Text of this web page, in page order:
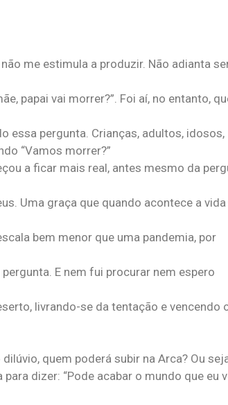
me estimula a produzir. Não adianta
papai vai morrer?”. Foi aí, no entanto,
essa pergunta. Crianças, adultos, idosos,
“Vamos morrer?”
a ficar mais real, antes mesmo da
Uma graça que quando acontece a
bem menor que uma pandemia, por
E nem fui procurar nem espero
livrando-se da tentação e vencendo
quem poderá subir na Arca? Ou
dizer: “Pode acabar o mundo que eu